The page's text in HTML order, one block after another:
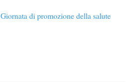
Giornata di promozione della salute